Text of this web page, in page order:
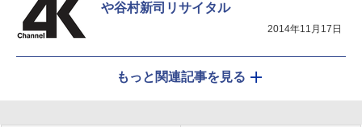
や谷村新司リサイタル
2014年11月17日
もっと関連記事を見る